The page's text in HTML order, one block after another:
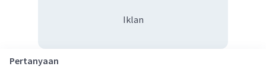
Iklan
Pertanyaan